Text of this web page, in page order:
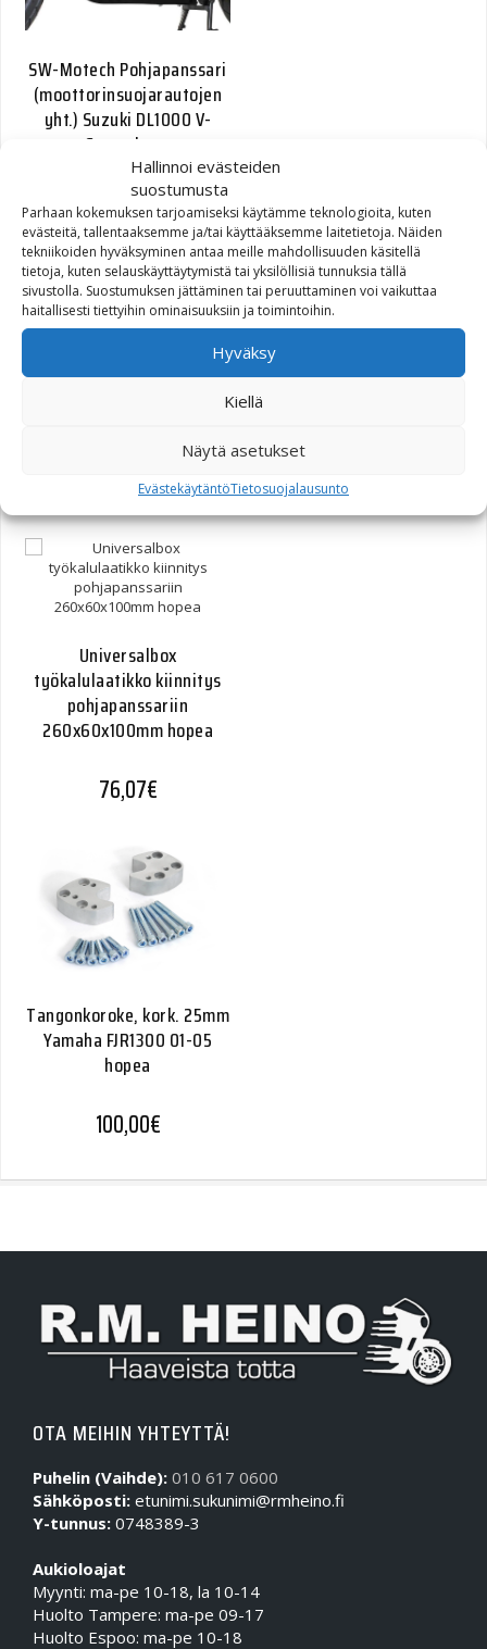
Hallinnoi evästeiden
suostumusta
Parhaan kokemuksen tarjoamiseksi käytämme teknologioita, kuten
evästeitä, tallentaaksemme ja/tai käyttääksemme laitetietoja. Näiden
tekniikoiden hyväksyminen antaa meille mahdollisuuden käsitellä
tietoja, kuten selauskäyttäytymistä tai yksilöllisiä tunnuksia tällä
sivustolla. Suostumuksen jättäminen tai peruuttaminen voi vaikuttaa
haitallisesti tiettyihin ominaisuuksiin ja toimintoihin.
Hyväksy
Kiellä
Näytä asetukset
EvästekäytäntöTietosuojalausunto
SW-Motech Pohjapanssari
(moottorinsuojarautojen
yht.) Suzuki DL1000 V-
Strom hope
182,20€Alkuperäinen hinta oli: 182,20€.
90,00€Nykyinen hinta on: 90,00€.
55,00€
Universalbox
työkalulaatikko kiinnitys
pohjapanssariin
260x60x100mm hopea
76,07€
Tangonkoroke, kork. 25mm
Yamaha FJR1300 01-05
hopea
100,00€
OTA MEIHIN YHTEYTTÄ!
Puhelin (Vaihde): 010 617 0600
Sähköposti: etunimi.sukunimi@rmheino.fi
Y-tunnus: 0748389-3
Aukioloajat
Myynti: ma-pe 10-18, la 10-14
Huolto Tampere: ma-pe 09-17
Huolto Espoo: ma-pe 10-18